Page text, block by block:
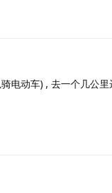
电动车) , 去一个几公